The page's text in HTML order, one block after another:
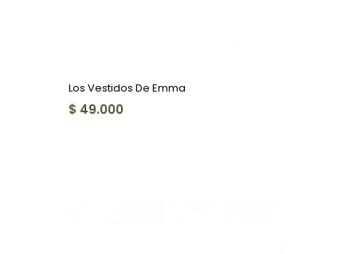
Los Vestidos De Emma
$ 49.000